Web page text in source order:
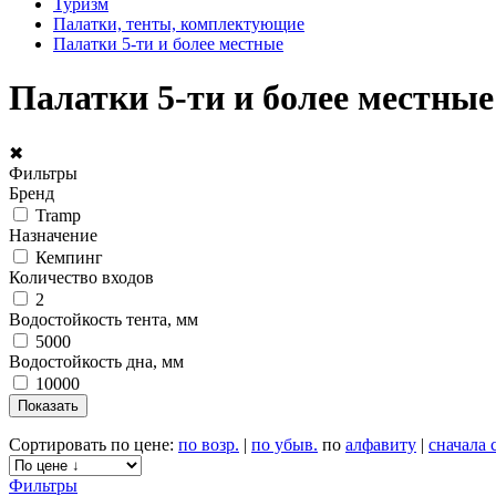
Туризм
Палатки, тенты, комплектующие
Палатки 5-ти и более местные
Палатки 5-ти и более местные
✖
Фильтры
Бренд
Tramp
Назначение
Кемпинг
Количество входов
2
Водостойкость тента, мм
5000
Водостойкость дна, мм
10000
Сортировать по цене: по возр. | по убыв. по алфавиту | сначала
Фильтры